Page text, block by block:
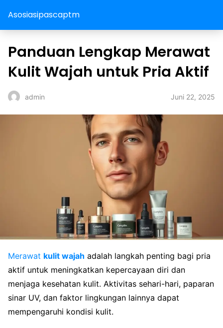
Asosiasipascaptm
Panduan Lengkap Merawat
Kulit Wajah untuk Pria Aktif
admin Juni 22, 2025
Merawat kulit wajah adalah langkah penting bagi pria
aktif untuk meningkatkan kepercayaan diri dan
menjaga kesehatan kulit. Aktivitas sehari-hari, paparan
sinar UV, dan faktor lingkungan lainnya dapat
mempengaruhi kondisi kulit.